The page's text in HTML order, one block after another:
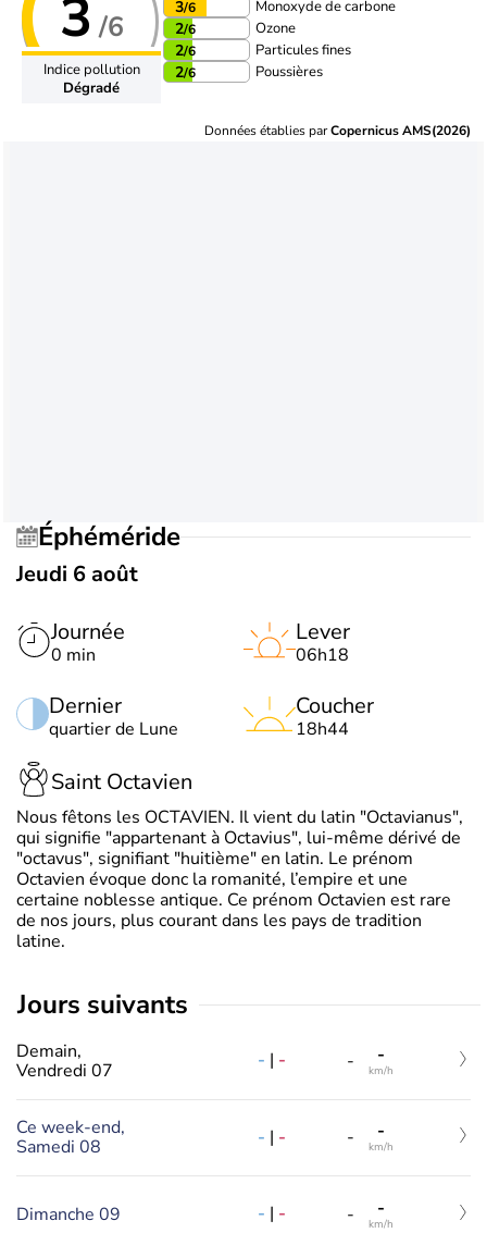
3 /6
Indice pollution
Dégradé
3/6 Monoxyde de carbone
2/6 Ozone
2/6 Particules fines
2/6 Poussières
Données établies parCopernicus AMS(2026)
Éphéméride
Jeudi 6 août
Journée
0 min
Dernier
quartier de Lune
Lever
06h18
Coucher
18h44
Saint Octavien
Nous fêtons les OCTAVIEN. Il vient du latin "Octavianus",
qui signifie "appartenant à Octavius", lui-même dérivé de
"octavus", signifiant "huitième" en latin. Le prénom
Octavien évoque donc la romanité, l’empire et une
certaine noblesse antique. Ce prénom Octavien est rare
de nos jours, plus courant dans les pays de tradition
latine.
jours suivants
Demain,
Vendredi 07
- | - - -
km/h
Ce week-end,
Samedi 08
- | - - -
km/h
Dimanche 09 - | - - -
km/h